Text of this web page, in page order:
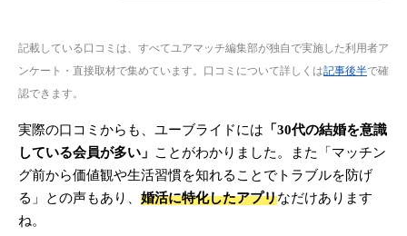
記載している口コミは、すべてユアマッチ編集部が独自で実施した利用者ア
ンケート・直接取材で集めています。口コミについて詳しくは記事後半で確
認できます。
実際の口コミからも、ユーブライドには 「30代の結婚を意識
している会員が多い」
ことがわかりました。また「マッチン
グ前から価値観や生活習慣を知れることでトラブルを防げ
る」との声もあり、 婚活に特化したアプリなだけあります
ね。